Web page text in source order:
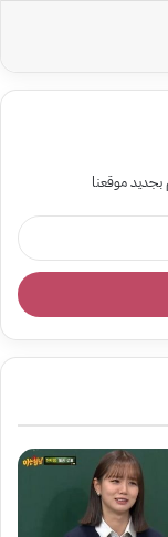
بجديد موقعنا